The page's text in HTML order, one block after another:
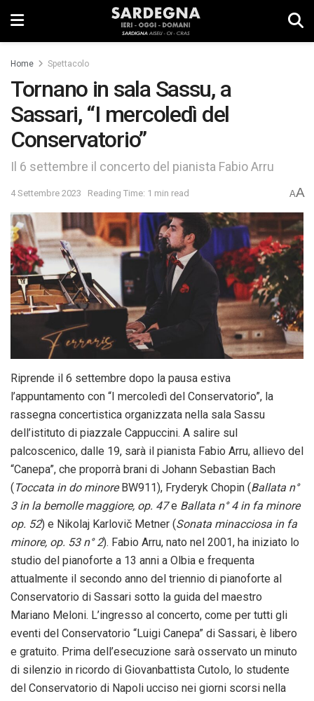
Home Spettacolo
Tornano in sala Sassu, a
Sassari, “I mercoledì del
Conservatorio”
Il 6 settembre il concerto del pianista Fabio Arru
4 Settembre 2023 Reading Time: 1 min read AA
Riprende il 6 settembre dopo la pausa estiva
l’appuntamento con “I mercoledì del Conservatorio”, la
rassegna concertistica organizzata nella sala Sassu
dell’istituto di piazzale Cappuccini. A salire sul
palcoscenico, dalle 19, sarà il pianista Fabio Arru, allievo del
“Canepa”, che proporrà brani di Johann Sebastian Bach
(Toccata in do minoreBW911), Fryderyk Chopin (Ballata n°
3 in la bemolle maggiore, op. 47e Ballata n° 4 in fa minore
op. 52) e Nikolaj Karlovič Metner (Sonata minacciosa in fa
minore, op. 53 n° 2). Fabio Arru, nato nel 2001, ha iniziato lo
studio del pianoforte a 13 anni a Olbia e frequenta
attualmente il secondo anno del triennio di pianoforte al
Conservatorio di Sassari sotto la guida del maestro
Mariano Meloni. L’ingresso al concerto, come per tutti gli
eventi del Conservatorio “Luigi Canepa” di Sassari, è libero
e gratuito. Prima dell’esecuzione sarà osservato un minuto
di silenzio in ricordo di Giovanbattista Cutolo, lo studente
del Conservatorio di Napoli ucciso nei giorni scorsi nella